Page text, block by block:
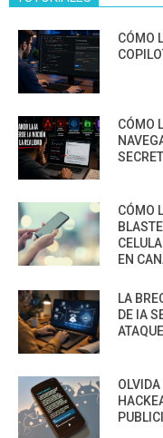
CÓMO
CÓMO
CÓMO
EN
LA
DE IA